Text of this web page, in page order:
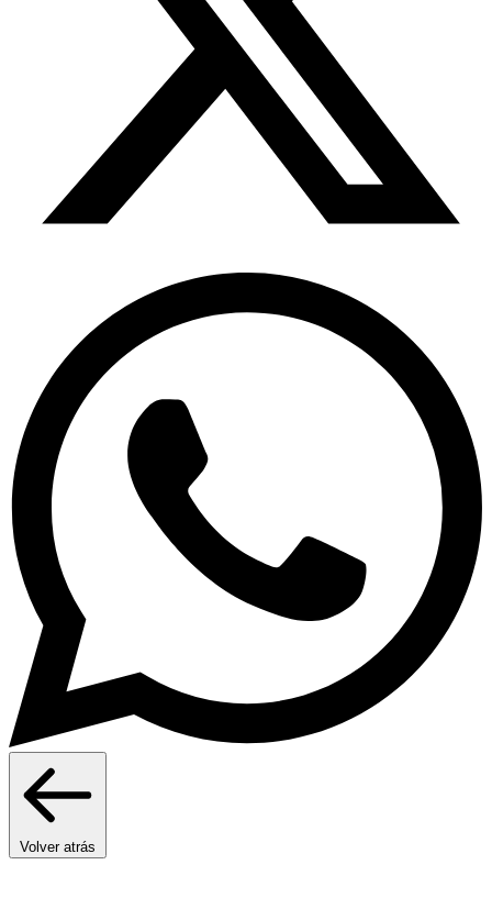
Volver atrás